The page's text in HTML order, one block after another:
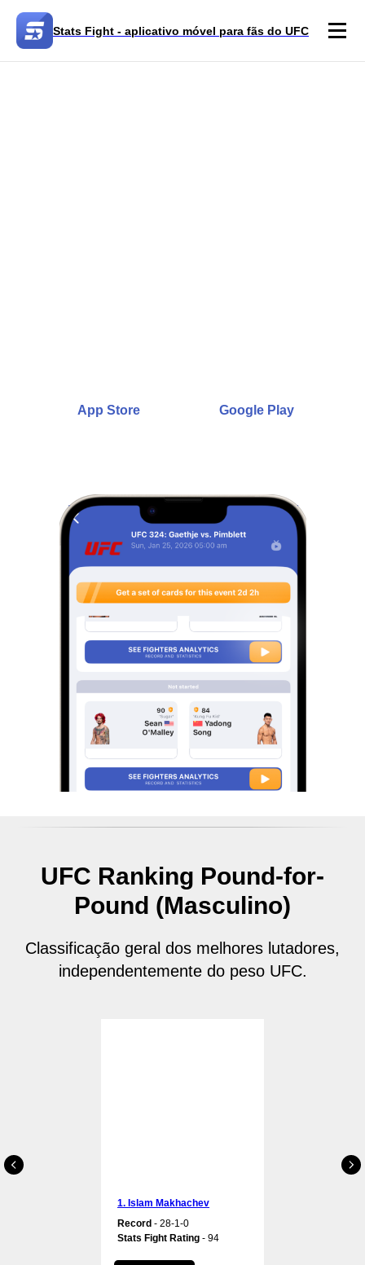
Stats Fight - aplicativo móvel para fãs do UFC
Google Play
App Store
UFC Ranking Pound-for-
Pound (Masculino)
Classificação geral dos melhores lutadores,
independentemente do peso UFC.
1. Islam Makhachev
Record - 28-1-0
Stats Fight Rating - 94